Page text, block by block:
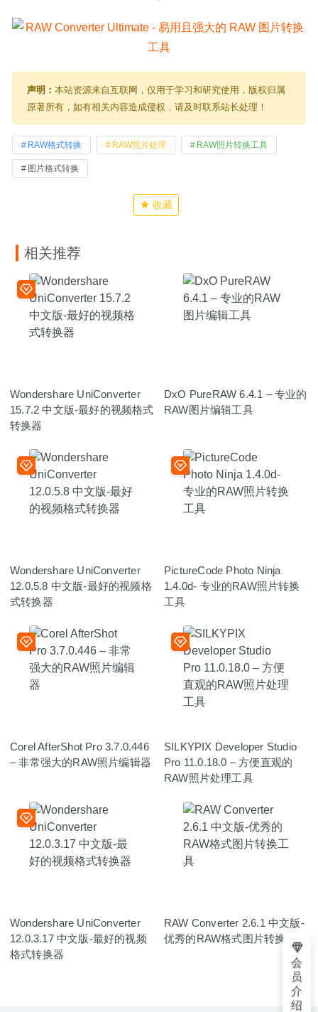
声明： 本站资源来自互联网，仅用于学习和研究使用，版权归属
原著所有，如有相关内容造成侵权，请及时联系站长处理！
RAW格式转换 RAW照片处理 RAW照片转换工具
图片格式转换
收藏
相关推荐
Wondershare UniConverter
15.7.2 中文版-最好的视频格式
转换器
DxO PureRAW 6.4.1 – 专业的
RAW图片编辑工具
Wondershare UniConverter
12.0.5.8 中文版-最好的视频格
式转换器
PictureCode Photo Ninja
1.4.0d- 专业的RAW照片转换
工具
Corel AfterShot Pro 3.7.0.446
– 非常强大的RAW照片编辑器
SILKYPIX Developer Studio
Pro 11.0.18.0 – 方便直观的
RAW照片处理工具
Wondershare UniConverter
12.0.3.17 中文版-最好的视频
格式转换器
RAW Converter 2.6.1 中文版-
优秀的RAW格式图片转换工具
会
员
介
绍